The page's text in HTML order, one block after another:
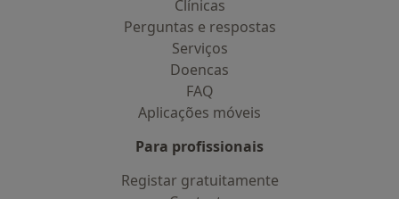
Clínicas
Perguntas e respostas
Serviços
Doencas
FAQ
Aplicações móveis
Para profissionais
Registar gratuitamente